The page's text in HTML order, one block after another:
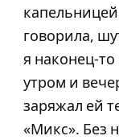
говорила,
я наконец-
утром и
заряжал ей
«Микс». Без